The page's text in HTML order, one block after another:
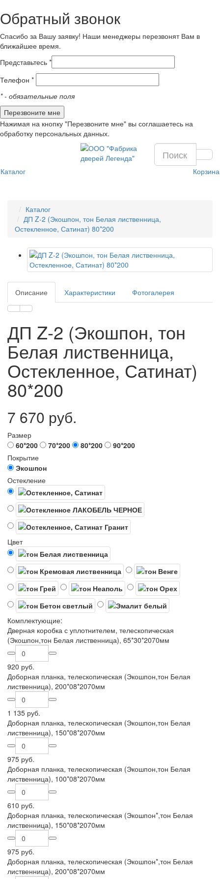
Обратный звонок
Спасибо за Вашу заявку! Наши менеджеры перезвонят Вам в
ближайшее время.
Представьтесь *
Телефон *
*- обязательные поля
Нажимая на кнопку "Перезвоните мне" вы соглашаетесь на
обработку персональных данных.
Каталог Корзина
Каталог
ДП Z-2 (Экошпон, тон Белая лиственница,
Остекленное, Сатинат) 80*200
Описание Характеристики Фотогалерея
ДП Z-2 (Экошпон, тон
Белая лиственница,
Остекленное, Сатинат)
80*200
7 670 руб.
Размер
60*200
70*200 80*200
90*200
Покрытие
Экошпон
Остекление
Цвет
Комплектующие:
Дверная коробка с уплотнителем, телескопическая
(Экошпон,тон Белая лиственница), 65*30*2070мм
920 руб.
Доборная планка, телескопическая (Экошпон,тон Белая
лиственница), 200*08*2070мм
1 135 руб.
Доборная планка, телескопическая (Экошпон,тон Белая
лиственница), 150*08*2070мм
975 руб.
Доборная планка, телескопическая (Экошпон,тон Белая
лиственница), 100*08*2070мм
610 руб.
Доборная планка, телескопическая (Экошпон*,тон Белая
лиственница), 150*08*2070мм
975 руб.
Доборная планка, телескопическая (Экошпон*,тон Белая
лиственница), 200*08*2070мм